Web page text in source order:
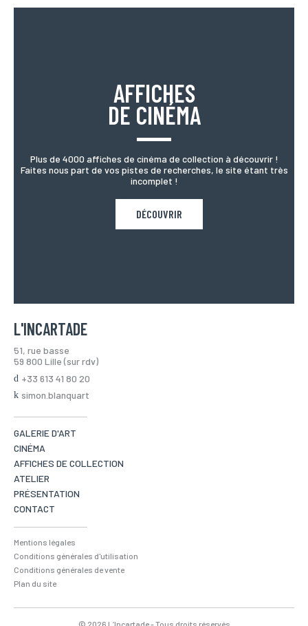
Si vous souhaitez recevoir une réponse personnalisée,
vous pouvez nous laisser votre pays.
Lieu de livraison*
Monde
*Champs obligatoires
pour des motifs légitimes, au traitement informatiques de vos coordonnées, bénéficiez d’un
L’Incartade - 51 rue Basse, 59800 Lille.
AFFICHES
DE CINÉMA
Plus de 4000 affiches de cinéma de collection à découvrir !
Faites nous part de vos pistes de recherches, le site étant très
incomplet !
DÉCOUVRIR
L'INCARTADE
51, rue basse
59 800 Lille (sur rdv)
+33 613 41 80 20
simon.blanquart
GALERIE D'ART
CINÉMA
AFFICHES DE COLLECTION
ATELIER
PRÉSENTATION
CONTACT
Mentions légales
Conditions générales d'utilisation
Conditions générales de vente
Plan du site
© 2026 L’Incartade - Tous droits réservés